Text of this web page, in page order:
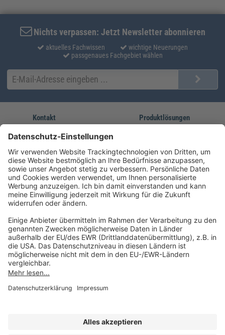
Nichts verpassen: Jetzt Newsletter abonnieren
aktuelles Fachwissen
wichtige Neuerungen
passgenaues Fachgebiet wählen
Kontakt
Sie erreichen uns unter:
(08233) 38 11 23
service@forum-verlag.com
Mo-Do 07:30 - 17:00 Uhr
Fr 07:30 - 15:00 Uhr
Produktlösungen
AKADEMIE HERKERT
Unsere Marken
Folgen Sie uns
Impressum
Datenschutz